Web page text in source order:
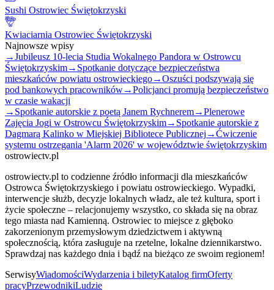
Sushi Ostrowiec Świętokrzyski
Kwiaciarnia Ostrowiec Świętokrzyski
Najnowsze wpisy
→Jubileusz 10-lecia Studia Wokalnego Pandora w Ostrowcu
Świętokrzyskim→ Spotkanie dotyczące bezpieczeństwa
mieszkańców powiatu ostrowieckiego→Oszuści podszywają się
pod bankowych pracowników→Policjanci promują bezpieczeństwo
w czasie wakacji
→ Spotkanie autorskie z poetą Janem Rychnerem→Plenerowe
Zajęcia Jogi w Ostrowcu Świętokrzyskim→ Spotkanie autorskie z
Dagmarą Kalinko w Miejskiej Bibliotece Publicznej →Ćwiczenie
systemu ostrzegania 'Alarm 2026' w województwie świętokrzyskim
ostrowiectv.pl
ostrowiectv.pl to codzienne źródło informacji dla mieszkańców
Ostrowca Świętokrzyskiego i powiatu ostrowieckiego. Wypadki,
interwencje służb, decyzje lokalnych władz, ale też kultura, sport i
życie społeczne – relacjonujemy wszystko, co składa się na obraz
tego miasta nad Kamienną. Ostrowiec to miejsce z głęboko
zakorzenionym przemysłowym dziedzictwem i aktywną
społecznością, która zasługuje na rzetelne, lokalne dziennikarstwo.
Sprawdzaj nas każdego dnia i bądź na bieżąco ze swoim regionem!
SerwisyWiadomościWydarzenia i biletyKatalog firmOferty
pracyPrzewodnikiLudzie